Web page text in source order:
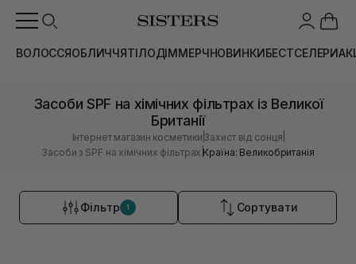
ВОЛОССЯОБЛИЧЧЯТІЛОДІММЕРЧНОВИНКИБЕСТСЕЛЕРИ
Засоби SPF на хімічних фільтрах із Великої
Британії
Інтернет магазин косметики |Захист від сонця
Засоби з SPF на хімічних фільтрах |Країна: Великобританія
Фільтр 1 Сортувати